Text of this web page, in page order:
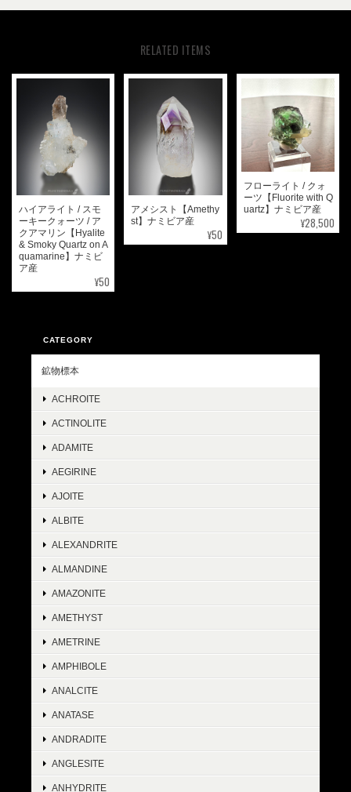
RELATED ITEMS
ハイアライト / スモ
ーキークォーツ / ア
クアマリン【Hyalite
& Smoky Quartz on A
quamarine】ナミビ
ア産
¥50
アメシスト【Amethy
st】ナミビア産
¥50
フローライト / クォ
ーツ【Fluorite with Q
uartz】ナミビア産
¥28,500
CATEGORY
鉱物標本
ACHROITE
ACTINOLITE
ADAMITE
AEGIRINE
AJOITE
ALBITE
ALEXANDRITE
ALMANDINE
AMAZONITE
AMETHYST
AMETRINE
AMPHIBOLE
ANALCITE
ANATASE
ANDRADITE
ANGLESITE
ANHYDRITE